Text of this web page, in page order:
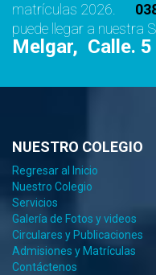
matrículas 2026.
puede llegar a nuestra
Melgar, Calle.
NUESTRO COLEGIO
Regresar al Inicio
Nuestro Colegio
Servicios
Galería de Fotos y videos
Circulares y Publicaciones
Admisiones y Matrículas
Contáctenos